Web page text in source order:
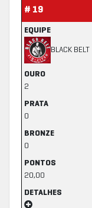
# 19
EQUIPE
BLACK BELT
OURO
2
PRATA
0
BRONZE
0
PONTOS
20,00
DETALHES